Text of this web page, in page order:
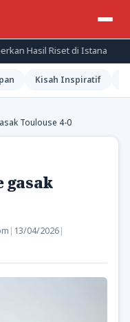
Riset di Istana
Kisah Inspiratif
Toulouse 4-0
gasak
| 13/04/2026|